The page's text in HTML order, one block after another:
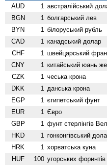
AUD
1 австралійський
BGN 1 болгарський лев
BYN 1 білоруський рубль
CAD 1 канадський долар
CHF 1 швейцарський
CNY 1 китайський юань
CZK 1 чеська крона
DKK 1 данська крона
EGP 1 єгипетський фунт
EUR 1 Євро
GBP 1 фунт стерлінгів
HKD 1 гонконгівський
HRK 1 хорватська куна
HUF 100 угорських форинтів